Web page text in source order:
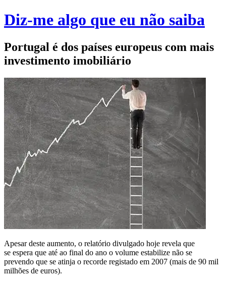
Diz-me algo que eu não saiba
Portugal é dos países europeus com mais
investimento imobiliário
Apesar deste aumento, o relatório divulgado hoje revela que
se espera que até ao final do ano o volume estabilize não se
prevendo que se atinja o recorde registado em 2007 (mais de 90 mil
milhões de euros).